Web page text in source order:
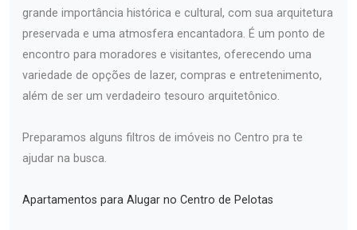
grande importância histórica e cultural, com sua arquitetura
preservada e uma atmosfera encantadora. É um ponto de
encontro para moradores e visitantes, oferecendo uma
variedade de opções de lazer, compras e entretenimento,
além de ser um verdadeiro tesouro arquitetônico.
Preparamos alguns filtros de imóveis no Centro pra te
ajudar na busca.
Apartamentos para Alugar no Centro de Pelotas